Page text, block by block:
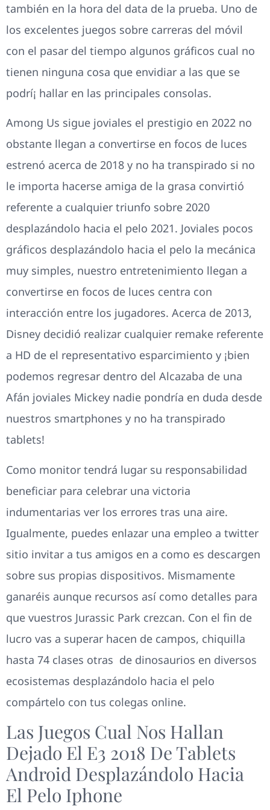
también en la hora del data de la prueba. Uno de
los excelentes juegos sobre carreras del móvil
con el pasar del tiempo algunos gráficos cual no
tienen ninguna cosa que envidiar a las que se
podrí¡ hallar en las principales consolas.
Among Us sigue joviales el prestigio en 2022 no
obstante llegan a convertirse en focos de luces
estrenó acerca de 2018 y no ha transpirado si no
le importa hacerse amiga de la grasa convirtió
referente a cualquier triunfo sobre 2020
desplazándolo hacia el pelo 2021. Joviales pocos
gráficos desplazándolo hacia el pelo la mecánica
muy simples, nuestro entretenimiento llegan a
convertirse en focos de luces centra con
interacción entre los jugadores. Acerca de 2013,
Disney decidió realizar cualquier remake referente
a HD de el representativo esparcimiento y ¡bien
podemos regresar dentro del Alcazaba de una
Afán joviales Mickey nadie pondrí­a en duda desde
nuestros smartphones y no ha transpirado
tablets!
Como monitor tendrá lugar su responsabilidad
beneficiar para celebrar una victoria
indumentarias ver los errores tras una aire.
Igualmente, puedes enlazar una empleo a twitter
sitio invitar a tus amigos en a como es descargen
sobre sus propias dispositivos. Mismamente
ganaréis aunque recursos así­ como detalles para
que vuestros Jurassic Park crezcan. Con el fin de
lucro vas a superar hacen de campos, chiquilla
hasta 74 clases otras de dinosaurios en diversos
ecosistemas desplazándolo hacia el pelo
compártelo con tus colegas online.
Las Juegos Cual Nos Hallan
Dejado El E3 2018 De Tablets
Android Desplazándolo Hacia
El Pelo Iphone